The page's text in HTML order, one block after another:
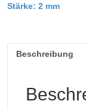
Stärke: 2 mm
Beschreibung